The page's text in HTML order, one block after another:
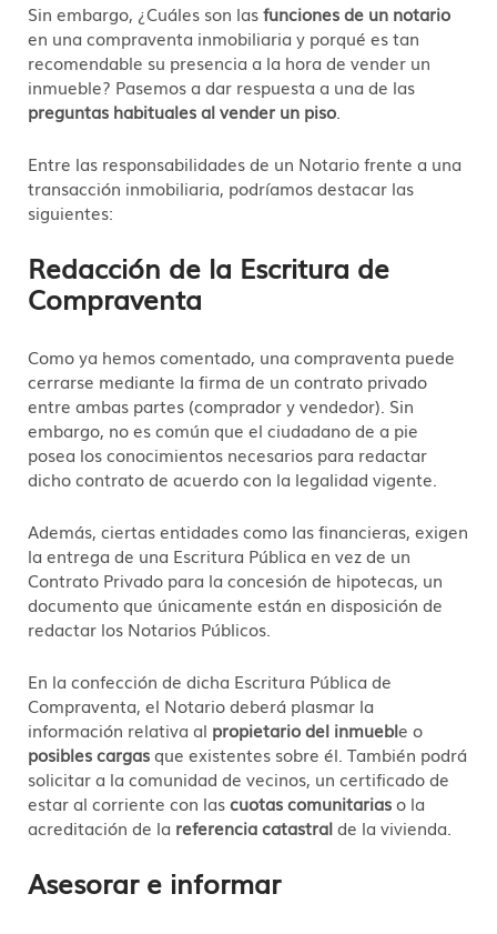
Sin embargo, ¿Cuáles son lasfunciones de un notario
en una compraventa inmobiliaria y porqué es tan
recomendable su presencia a la hora de vender un
inmueble? Pasemos a dar respuesta a una de las
preguntas habituales al vender un piso
Entre las responsabilidades de un Notario frente a una
transacción inmobiliaria, podríamos destacar las
siguientes:
Redacción de la Escritura de
Compraventa
Como ya hemos comentado, una compraventa puede
cerrarse mediante la firma de un contrato privado
entre ambas partes (comprador y vendedor). Sin
embargo, no es común que el ciudadano de a pie
posea los conocimientos necesarios para redactar
dicho contrato de acuerdo con la legalidad vigente.
Además, ciertas entidades como las financieras, exigen
la entrega de una Escritura Pública en vez de un
Contrato Privado para la concesión de hipotecas, un
documento que únicamente están en disposición de
redactar los Notarios Públicos.
En la confección de dicha Escritura Pública de
Compraventa, el Notario deberá plasmar la
información relativa al propietario del inmueble o
posibles cargasque existentes sobre él. También podrá
solicitar a la comunidad de vecinos, un certificado de
estar al corriente con lascuotas comunitariaso la
acreditación de la referencia catastralde la vivienda.
Asesorar e informar